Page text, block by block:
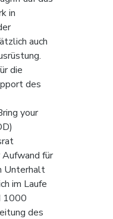
in
auch
die
des
your
für
Unterhalt
im Laufe
1000
des